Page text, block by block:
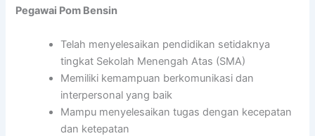
Pegawai Pom Bensin
Telah menyelesaikan pendidikan setidaknya
tingkat Sekolah Menengah Atas (SMA)
Memiliki kemampuan berkomunikasi dan
interpersonal yang baik
Mampu menyelesaikan tugas dengan kecepatan
dan ketepatan